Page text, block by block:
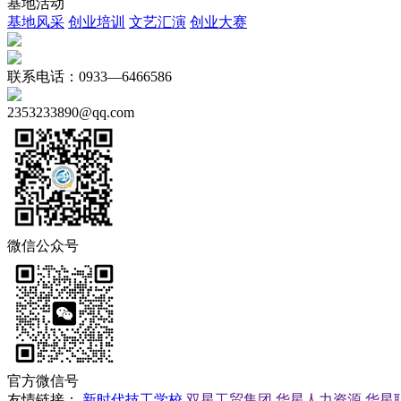
基地活动
基地风采 创业培训 文艺汇演 创业大赛
联系电话：0933—6466586
2353233890@qq.com
微信公众号
官方微信号